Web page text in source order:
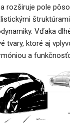
rozširuje pole
Vďaka
tvary, ktoré aj
a
NOVINKY